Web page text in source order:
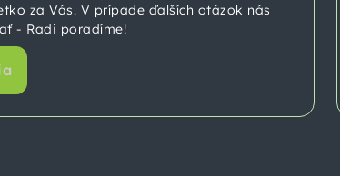
za Vás. V prípade ďalších otázok nás
- Radi poradíme!